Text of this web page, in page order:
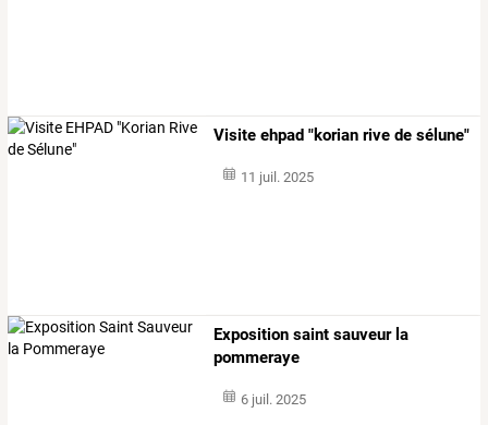
Visite ehpad "korian rive de sélune"
11 juil. 2025
Exposition saint sauveur la
pommeraye
6 juil. 2025